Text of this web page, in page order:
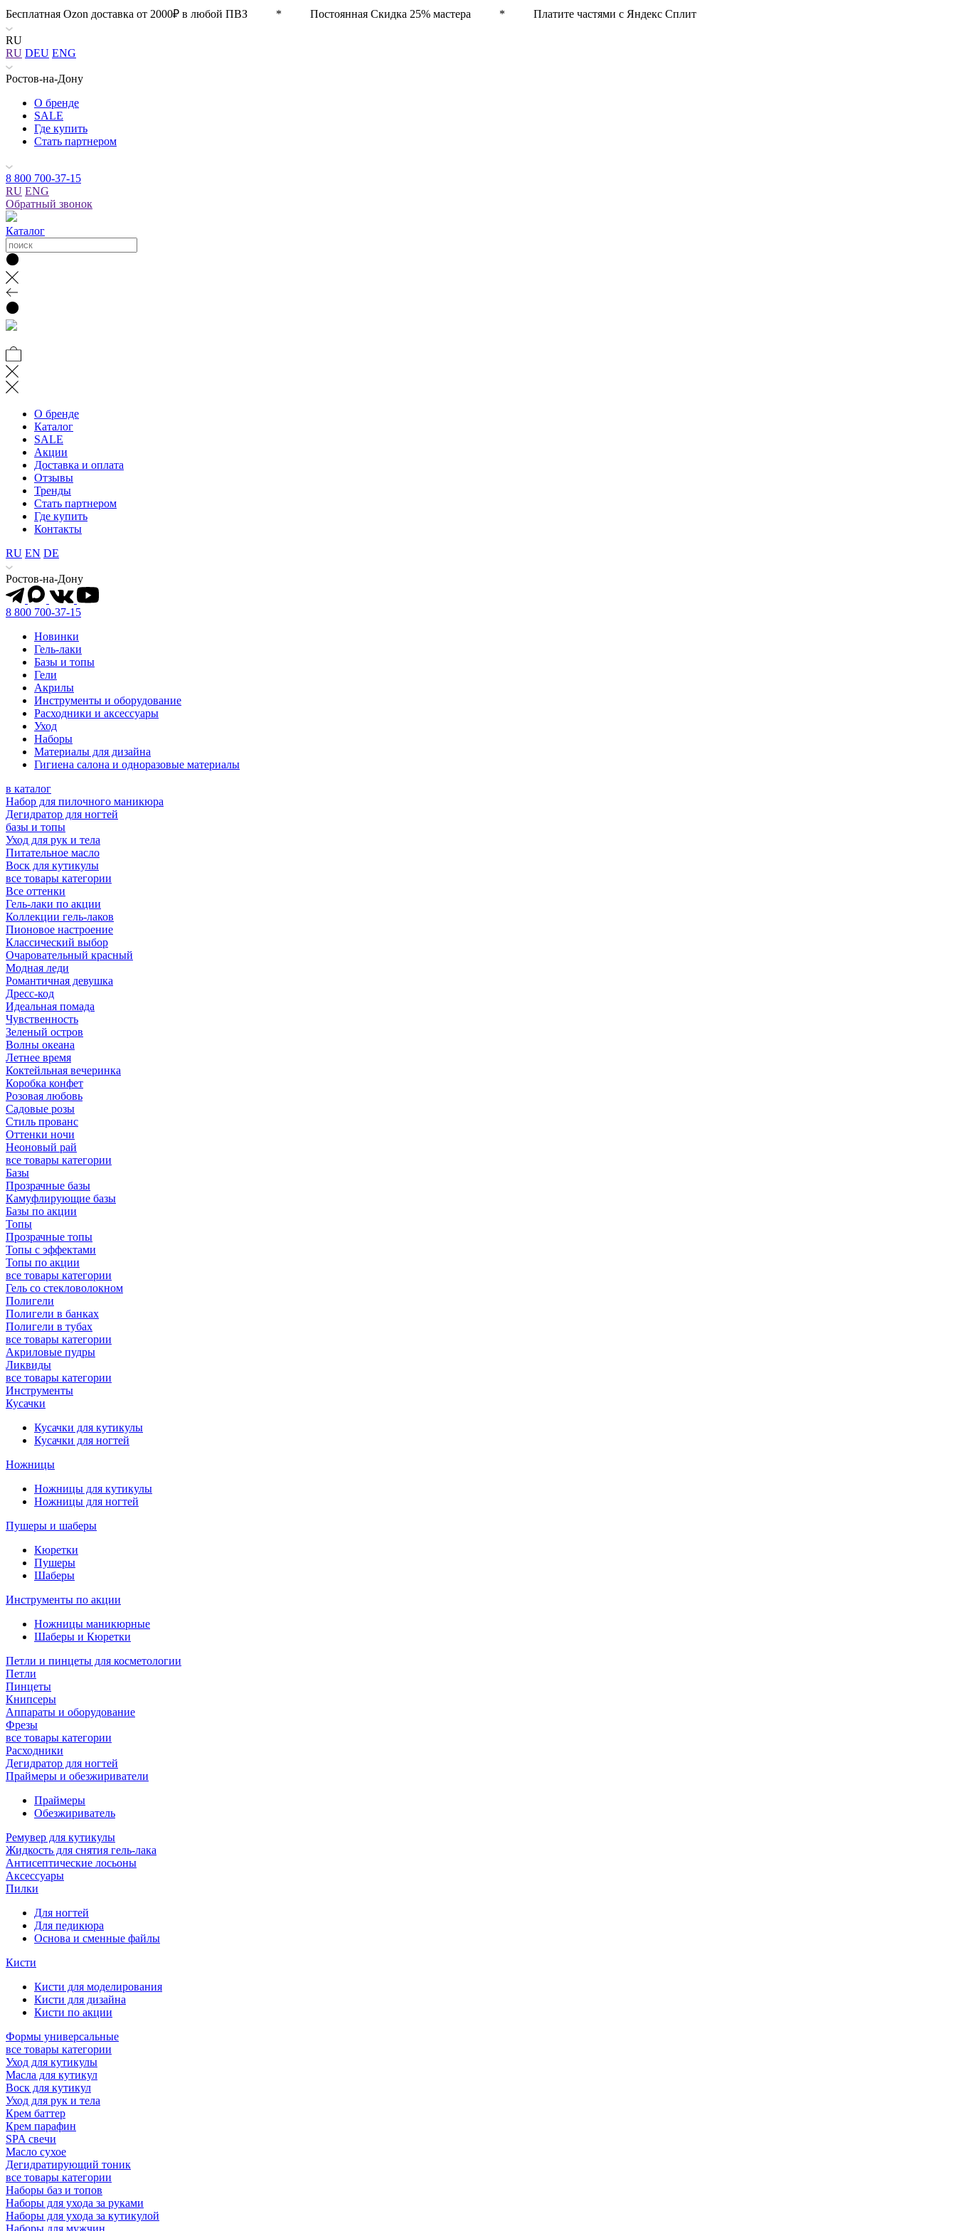
Бесплатная Ozon доставка от 2000₽ в любой ПВЗ * Постоянная Скидка 25% мастера * Платите частями с Яндекс Сплит
RU
RU DEU ENG
Ростов-на-Дону
О бренде
SALE
Где купить
Стать партнером
8 800 700-37-15
RU ENG
Обратный звонок
Каталог
О бренде
Каталог
SALE
Акции
Доставка и оплата
Отзывы
Тренды
Стать партнером
Где купить
Контакты
RU EN DE
Ростов-на-Дону
8 800 700-37-15
Новинки
Гель-лаки
Базы и топы
Гели
Акрилы
Инструменты и оборудование
Расходники и аксессуары
Уход
Наборы
Материалы для дизайна
Гигиена салона и одноразовые материалы
в каталог
Набор для пилочного маникюра
Дегидратор для ногтей
базы и топы
Уход для рук и тела
Питательное масло
Воск для кутикулы
все товары категории
Все оттенки
Гель-лаки по акции
Коллекции гель-лаков
Пионовое настроение
Классический выбор
Очаровательный красный
Модная леди
Романтичная девушка
Дресс-код
Идеальная помада
Чувственность
Зеленый остров
Волны океана
Летнее время
Коктейльная вечеринка
Коробка конфет
Розовая любовь
Садовые розы
Стиль прованс
Оттенки ночи
Неоновый рай
все товары категории
Базы
Прозрачные базы
Камуфлирующие базы
Базы по акции
Топы
Прозрачные топы
Топы с эффектами
Топы по акции
все товары категории
Гель со стекловолокном
Полигели
Полигели в банках
Полигели в тубах
все товары категории
Акриловые пудры
Ликвиды
все товары категории
Инструменты
Кусачки
Кусачки для кутикулы
Кусачки для ногтей
Ножницы
Ножницы для кутикулы
Ножницы для ногтей
Пушеры и шаберы
Кюретки
Пушеры
Шаберы
Инструменты по акции
Ножницы маникюрные
Шаберы и Кюретки
Петли и пинцеты для косметологии
Петли
Пинцеты
Книпсеры
Аппараты и оборудование
Фрезы
все товары категории
Расходники
Дегидратор для ногтей
Праймеры и обезжириватели
Праймеры
Обезжириватель
Ремувер для кутикулы
Жидкость для снятия гель-лака
Антисептические лосьоны
Аксессуары
Пилки
Для ногтей
Для педикюра
Основа и сменные файлы
Кисти
Кисти для моделирования
Кисти для дизайна
Кисти по акции
Формы универсальные
все товары категории
Уход для кутикулы
Масла для кутикул
Воск для кутикул
Уход для рук и тела
Крем баттер
Крем парафин
SPA свечи
Масло сухое
Дегидратирующий тоник
все товары категории
Наборы баз и топов
Наборы для ухода за руками
Наборы для ухода за кутикулой
Наборы для мужчин